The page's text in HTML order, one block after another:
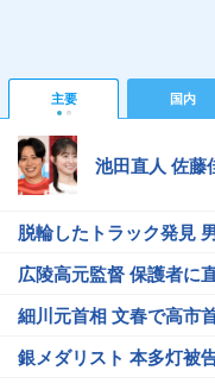
主要 国内
池田直人 佐藤
脱輪したトラック発見
広陵高元監督 保護者に
細川元首相 文春で高市
銀メダリスト 本多灯被